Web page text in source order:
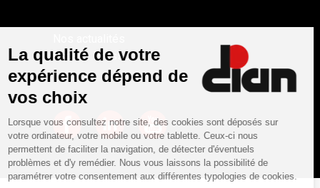
Espace Presse